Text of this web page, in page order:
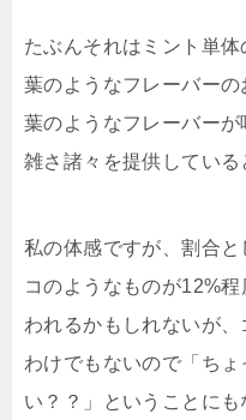
たぶんそれはミント単
葉のようなフレーバー
葉のようなフレーバー
雑さ諸々を提供している
私の体感ですが、割合
コのようなものが12%
われるかもしれないが
わけでもないので「ち
い？？」ということにも